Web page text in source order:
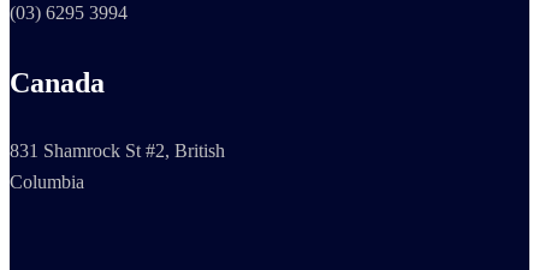
(03) 6295 3994
Canada
831 Shamrock St #2, British
Columbia